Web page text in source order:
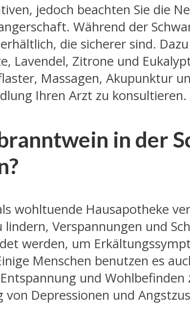
jedoch beachten Sie die
Während der
die sicherer sind.
Lavendel, Zitrone und
Massagen, Akupunktur
Ihren Arzt zu konsultieren.
in der
wohltuende Hausapotheke
Verspannungen und
werden, um
Menschen benutzen es
und
Depressionen und